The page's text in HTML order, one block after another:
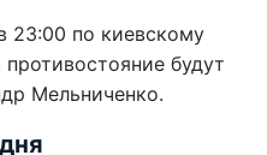
23:00 по киевскому
будут
Мельниченко.